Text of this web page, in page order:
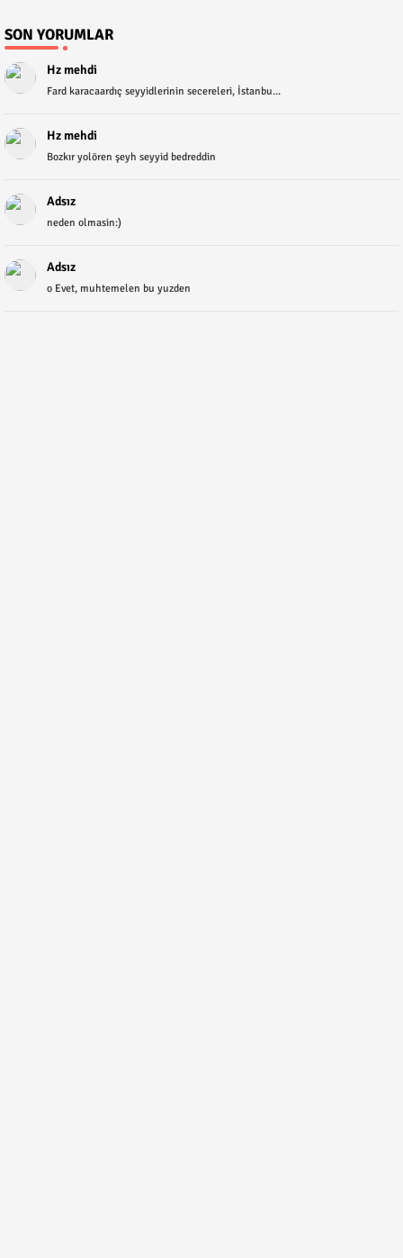
SON YORUMLAR
Hz mehdi
Fard karacaardıç seyyidlerinin secereleri, İstanbu...
Hz mehdi
Bozkır yolören şeyh seyyid bedreddin
Adsız
neden olmasin:)
Adsız
o Evet, muhtemelen bu yuzden